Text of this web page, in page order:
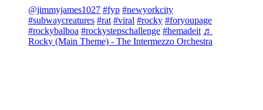
@jimmyjames1027 #fyp #newyorkcity
#subwaycreatures #rat #viral #rocky #foryoupage
#rockybalboa #rockystepschallenge #hemadeit ♬
Rocky (Main Theme) - The Intermezzo Orchestra